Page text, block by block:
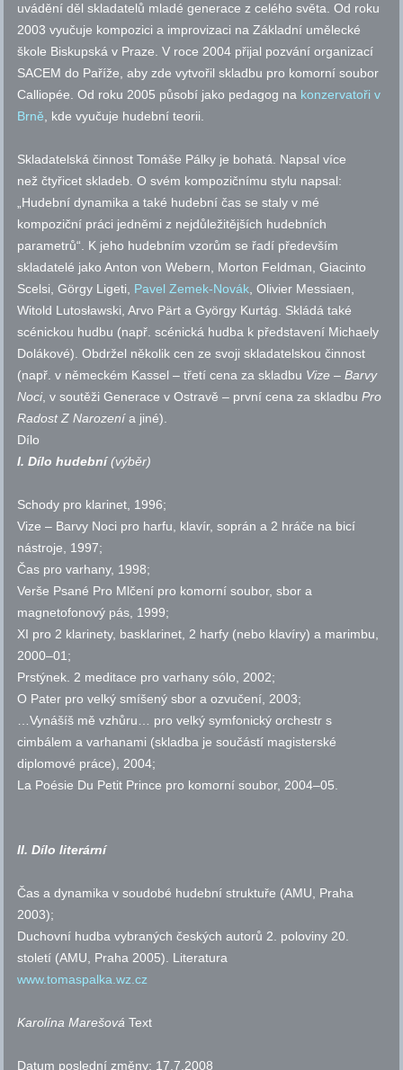
uvádění děl skladatelů mladé generace z celého světa. Od roku
2003 vyučuje kompozici a improvizaci na Základní umělecké
škole Biskupská v Praze. V roce 2004 přijal pozvání organizací
SACEM do Paříže, aby zde vytvořil skladbu pro komorní soubor
Calliopée. Od roku 2005 působí jako pedagog na konzervatoři v
Brně, kde vyučuje hudební teorii.
Skladatelská činnost Tomáše Pálky je bohatá. Napsal více
než čtyřicet skladeb. O svém kompozičnímu stylu napsal:
„Hudební dynamika a také hudební čas se staly v mé
kompoziční práci jedněmi z nejdůležitějších hudebních
parametrů“. K jeho hudebním vzorům se řadí především
skladatelé jako Anton von Webern, Morton Feldman, Giacinto
Scelsi, Görgy Ligeti, Pavel Zemek-Novák, Olivier Messiaen,
Witold Lutosławski, Arvo Pärt a György Kurtág. Skládá také
scénickou hudbu (např. scénická hudba k představení Michaely
Dolákové). Obdržel několik cen ze svoji skladatelskou činnost
(např. v německém Kassel – třetí cena za skladbu Vize – Barvy
Noci, v soutěži Generace v Ostravě – první cena za skladbuPro
Radost Z Narozenía jiné).
Dílo
I. Dílo hudební(výběr)
Schody pro klarinet, 1996;
Vize – Barvy Noci pro harfu, klavír, soprán a 2 hráče na bicí
nástroje, 1997;
Čas pro varhany, 1998;
Verše Psané Pro Mlčení pro komorní soubor, sbor a
magnetofonový pás, 1999;
XI pro 2 klarinety, basklarinet, 2 harfy (nebo klavíry) a marimbu,
2000–01;
Prstýnek. 2 meditace pro varhany sólo, 2002;
O Pater pro velký smíšený sbor a ozvučení, 2003;
…Vynášíš mě vzhůru… pro velký symfonický orchestr s
cimbálem a varhanami (skladba je součástí magisterské
diplomové práce), 2004;
La Poésie Du Petit Prince pro komorní soubor, 2004–05.
II. Dílo literární
Čas a dynamika v soudobé hudební struktuře (AMU, Praha
2003);
Duchovní hudba vybraných českých autorů 2. poloviny 20.
století (AMU, Praha 2005). Literatura
www.tomaspalka.wz.cz
Karolína Marešová Text
Datum poslední změny: 17.7.2008